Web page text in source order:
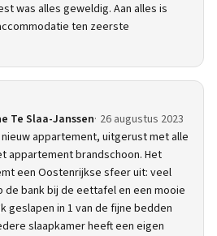
was alles geweldig. Aan alles is
ten zeerste
Te Slaa-Janssen 26 augustus 2023
appartement, uitgerust met alle
appartement brandschoon. Het
een Oostenrijkse sfeer uit: veel
de bank bij de eettafel en een mooie
geslapen in 1 van de fijne bedden
slaapkamer heeft een eigen